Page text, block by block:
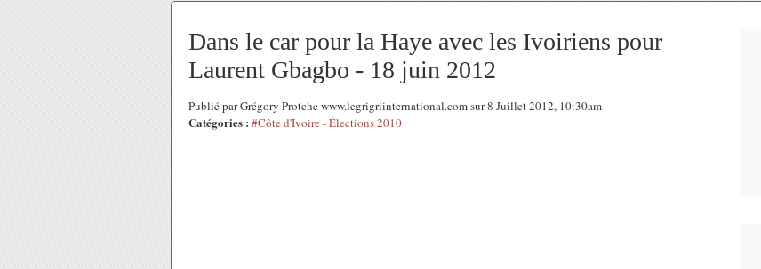
Dans le car pour la Haye avec les Ivoiriens pour
Laurent Gbagbo - 18 juin 2012
Publié par Grégory Protche www.legrigriinternational.com sur 8 Juillet 2012, 10:30am
Catégories : #Côte d'Ivoire - Élections 2010